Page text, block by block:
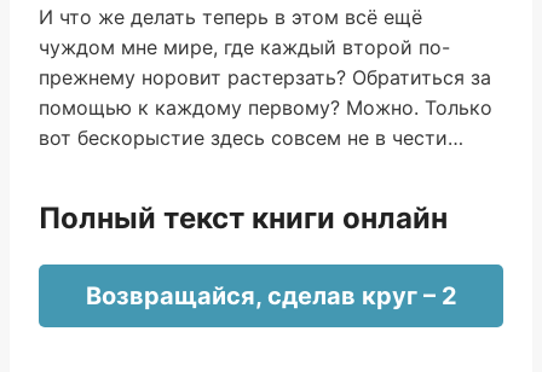
И что же делать теперь в этом всё ещё
чуждом мне мире, где каждый второй по-
прежнему норовит растерзать? Обратиться за
помощью к каждому первому? Можно. Только
вот бескорыстие здесь совсем не в чести…
Полный текст книги онлайн
Возвращайся, сделав круг – 2